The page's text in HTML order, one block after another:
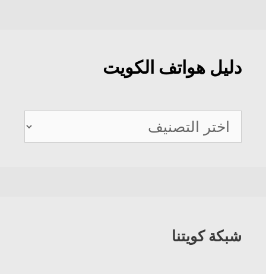
دليل هواتف الكويت
دليل
هواتف
شبكة كويتنا